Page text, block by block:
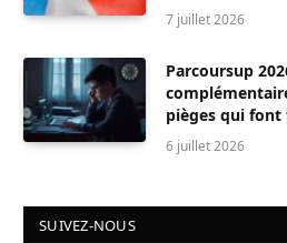
7 juillet 2026
Parcoursup
pièges qui
6 juillet 2026
SUIVEZ-NOUS